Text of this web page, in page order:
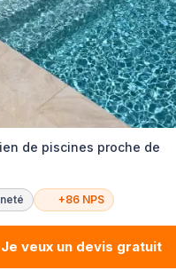
de piscines proche de
+86 NPS
Je veux un devis gratuit